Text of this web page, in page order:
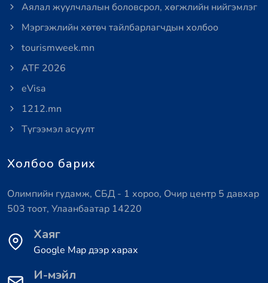
Аялал жуулчлалын боловсрол, хөгжлийн нийгэмлэг
Мэргэжлийн хөтөч тайлбарлагчдын холбоо
tourismweek.mn
ATF 2026
eVisa
1212.mn
Түгээмэл асуулт
Холбоо барих
Олимпийн гудамж, СБД - 1 хороо, Очир центр 5 давхар
503 тоот, Улаанбаатар 14220
Хаяг
Google Map дээр харах
И-мэйл